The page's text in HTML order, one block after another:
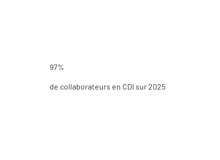
97%
de collaborateurs en CDI sur 2025